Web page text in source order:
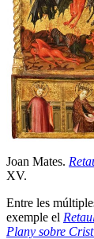
Joan Mates.
XV.
Entre les
exemple el
Plany sobre